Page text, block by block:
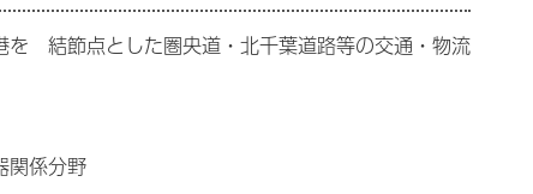
を 結節点とした圏央道・北千葉道路等の交通・物流
関係分野